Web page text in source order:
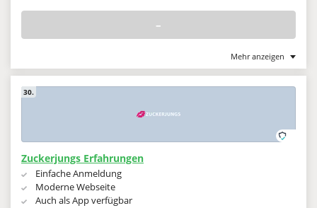
–
Mehr anzeigen
30.
Zuckerjungs Erfahrungen
Einfache Anmeldung
Moderne Webseite
Auch als App verfügbar